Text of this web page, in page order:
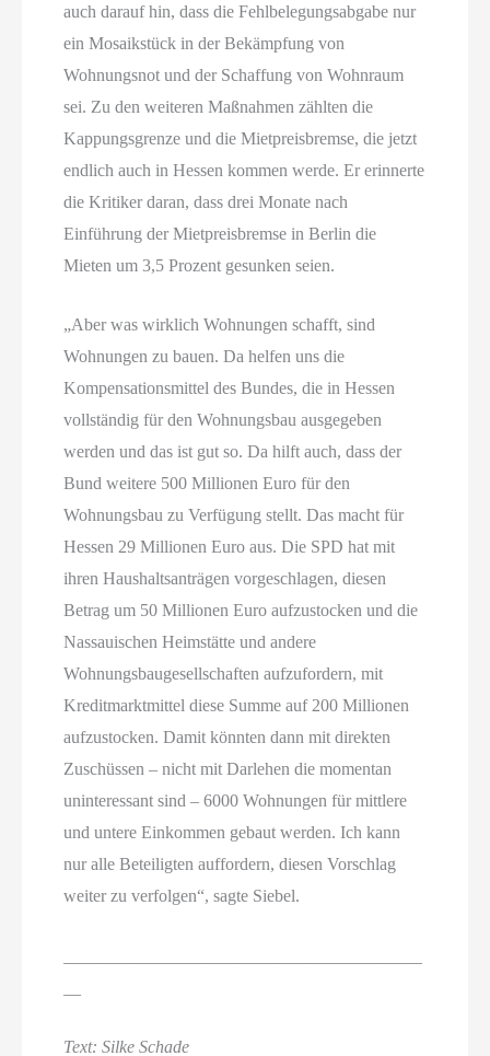
auch darauf hin, dass die Fehlbelegungsabgabe nur
ein Mosaikstück in der Bekämpfung von
Wohnungsnot und der Schaffung von Wohnraum
sei. Zu den weiteren Maßnahmen zählten die
Kappungsgrenze und die Mietpreisbremse, die jetzt
endlich auch in Hessen kommen werde. Er erinnerte
die Kritiker daran, dass drei Monate nach
Einführung der Mietpreisbremse in Berlin die
Mieten um 3,5 Prozent gesunken seien.
„Aber was wirklich Wohnungen schafft, sind
Wohnungen zu bauen. Da helfen uns die
Kompensationsmittel des Bundes, die in Hessen
vollständig für den Wohnungsbau ausgegeben
werden und das ist gut so. Da hilft auch, dass der
Bund weitere 500 Millionen Euro für den
Wohnungsbau zu Verfügung stellt. Das macht für
Hessen 29 Millionen Euro aus. Die SPD hat mit
ihren Haushaltsanträgen vorgeschlagen, diesen
Betrag um 50 Millionen Euro aufzustocken und die
Nassauischen Heimstätte und andere
Wohnungsbaugesellschaften aufzufordern, mit
Kreditmarktmittel diese Summe auf 200 Millionen
aufzustocken. Damit könnten dann mit direkten
Zuschüssen – nicht mit Darlehen die momentan
uninteressant sind – 6000 Wohnungen für mittlere
und untere Einkommen gebaut werden. Ich kann
nur alle Beteiligten auffordern, diesen Vorschlag
weiter zu verfolgen“, sagte Siebel.
Text: Silke Schade